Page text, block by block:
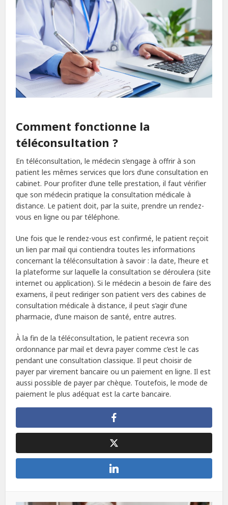
Comment fonctionne la
téléconsultation ?
En téléconsultation, le médecin s’engage à offrir à son
patient les mêmes services que lors d’une consultation en
cabinet. Pour profiter d’une telle prestation, il faut vérifier
que son médecin pratique la consultation médicale à
distance. Le patient doit, par la suite, prendre un rendez-
vous en ligne ou par téléphone.
Une fois que le rendez-vous est confirmé, le patient reçoit
un lien par mail qui contiendra toutes les informations
concernant la téléconsultation à savoir : la date, l’heure et
la plateforme sur laquelle la consultation se déroulera (site
internet ou application). Si le médecin a besoin de faire des
examens, il peut rediriger son patient vers des cabines de
consultation médicale à distance, il peut s’agir d’une
pharmacie, d’une maison de santé, entre autres.
À la fin de la téléconsultation, le patient recevra son
ordonnance par mail et devra payer comme c’est le cas
pendant une consultation classique. Il peut choisir de
payer par virement bancaire ou un paiement en ligne. Il est
aussi possible de payer par chèque. Toutefois, le mode de
paiement le plus adéquat est la carte bancaire.